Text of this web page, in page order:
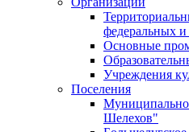
федеральных и
Основные
Учреждения
Поселения
Шелехов"